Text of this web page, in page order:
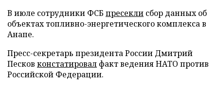
В июле сотрудники ФСБ пресекли сбор данных об
объектах топливно-энергетического комплекса в
Анапе.
Пресс-секретарь президента России Дмитрий
Песков констатировал факт ведения НАТО против
Российской Федерации.